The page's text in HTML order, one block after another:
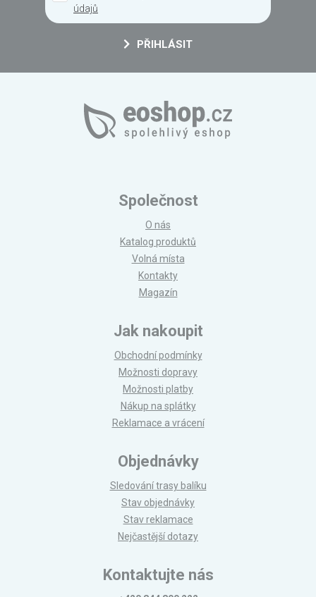
údajů
PŘIHLÁSIT
Společnost
O nás
Katalog produktů
Volná místa
Kontakty
Magazín
Jak nakoupit
Obchodní podmínky
Možnosti dopravy
Možnosti platby
Nákup na splátky
Reklamace a vrácení
Objednávky
Sledování trasy balíku
Stav objednávky
Stav reklamace
Nejčastější dotazy
Kontaktujte nás